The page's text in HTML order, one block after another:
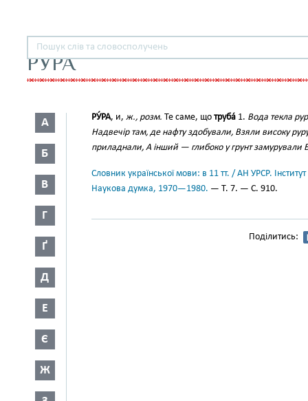
РУРА
А
Б
В
Г
Ґ
Д
Е
Є
Ж
РУ́РА, и, ж., розм. Те саме, що труба́ 1. Вода текла
Надвечір там, де нафту здобували, Взяли високу
приладнали, А інший — глибоко у грунт замурували
Словник української мови: в 11 тт. / АН УРСР.
Наукова думка, 1970—1980. — Т. 7. — С. 910.
Поділитись: